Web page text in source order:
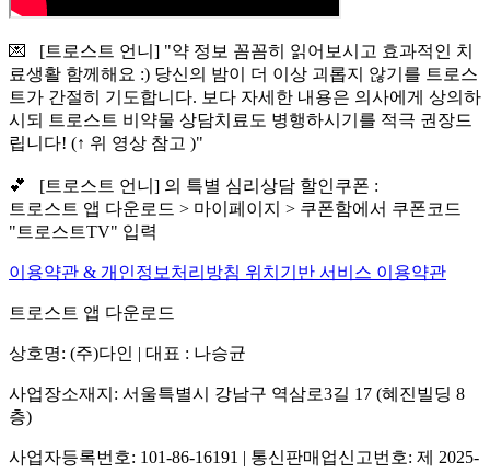
💌 [트로스트 언니] "약 정보 꼼꼼히 읽어보시고 효과적인 치
료생활 함께해요 :) 당신의 밤이 더 이상 괴롭지 않기를 트로스
트가 간절히 기도합니다. 보다 자세한 내용은 의사에게 상의하
시되 트로스트 비약물 상담치료도 병행하시기를 적극 권장드
립니다! (↑ 위 영상 참고 )"
💕 [트로스트 언니] 의 특별 심리상담 할인쿠폰 :
트로스트 앱 다운로드 > 마이페이지 > 쿠폰함에서 쿠폰코드
"트로스트TV" 입력
이용약관 & 개인정보처리방침 위치기반 서비스 이용약관
트로스트 앱 다운로드
상호명: (주)다인 | 대표 : 나승균
사업장소재지: 서울특별시 강남구 역삼로3길 17 (혜진빌딩 8
층)
사업자등록번호: 101-86-16191 | 통신판매업신고번호: 제 2025-